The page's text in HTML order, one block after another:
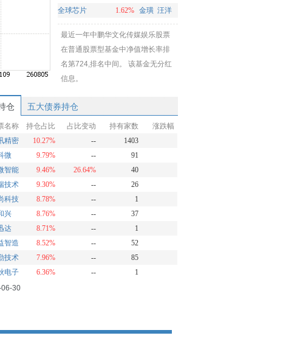
全球芯片
1.62% 金璜 汪洋
最近一年中鹏华文化传媒娱乐股票
在普通股票型基金中净值增长率排
名第724,排名中间。 该基金无分红
信息。
仓 五大债券持仓
名称 持仓占比 占比变动 持有家数
涨跌幅
精密 10.27% --
1403
微 9.79% --
91
智能 9.46% 26.64%
40
技术 9.30% --
26
科技 8.78% --
1
兴 8.76% --
37
达 8.71% --
1
智造 8.52% --
52
技术 7.96% --
85
电子 6.36% --
1
06-30